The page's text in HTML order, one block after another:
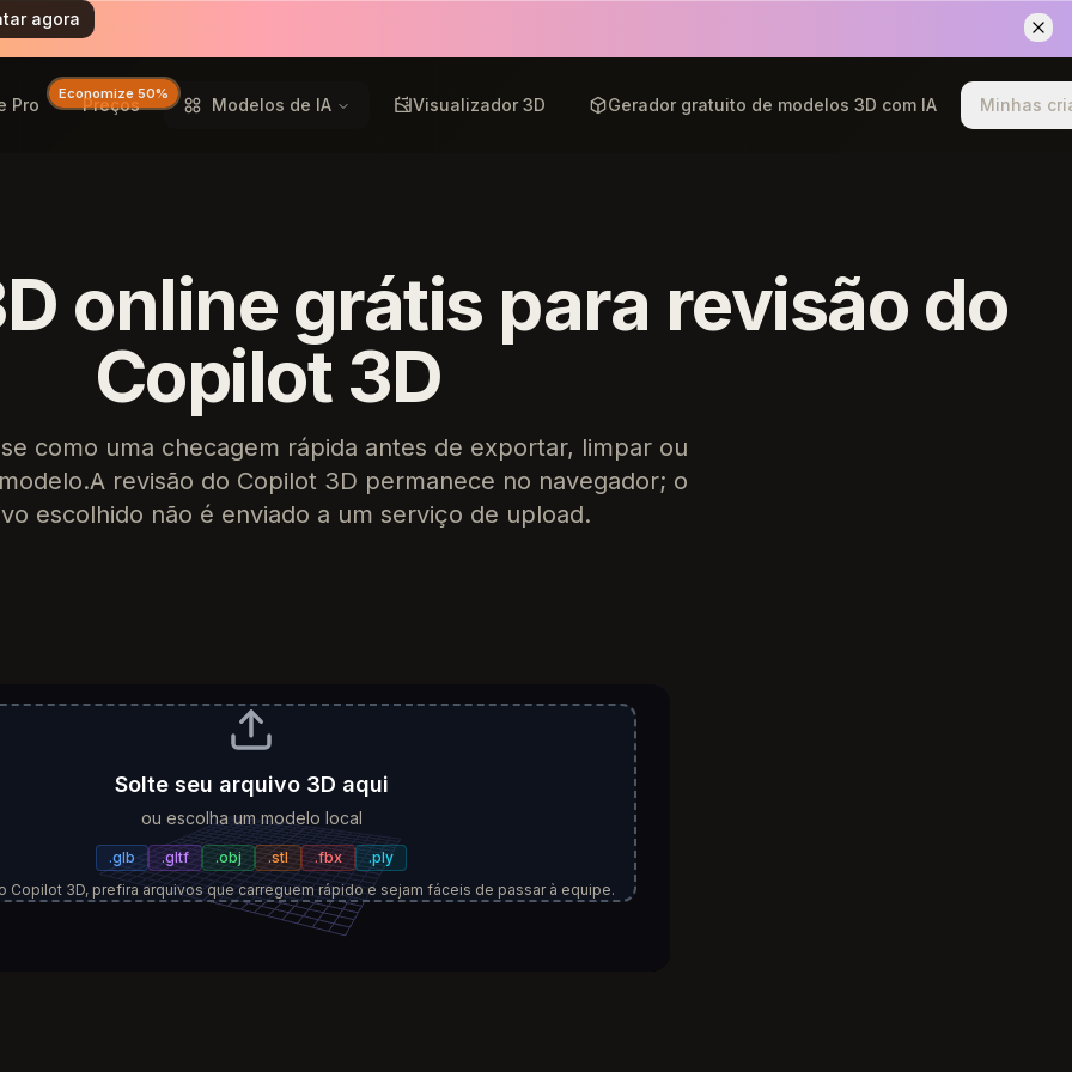
agora
Pro Preços
Economize 50%
Modelos de IA Visualizador 3D Gerador gratuito de modelos 3D com IA Minhas
online grátis para revisão do
Copilot 3D
como uma checagem rápida antes de exportar, limpar ou
revisão do Copilot 3D permanece no navegador; o
escolhido não é enviado a um serviço de upload.
Solte seu arquivo 3D aqui
ou escolha um modelo local
.glb .gltf .obj .stl .fbx .ply
Copilot 3D, prefira arquivos que carreguem rápido e sejam fáceis de passar à equipe.